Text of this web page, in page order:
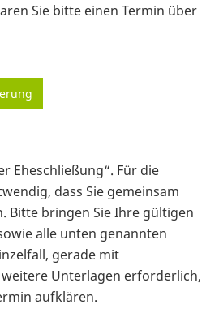
Sie bitte einen Termin über
Eheschließung“. Für die
dass Sie gemeinsam
Bitte bringen Sie Ihre gültigen
alle unten genannten
gerade mit
Unterlagen erforderlich,
aufklären.